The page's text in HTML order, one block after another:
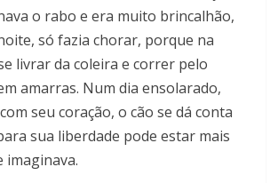
o rabo e era muito brincalhão,
só fazia chorar, porque na
livrar da coleira e correr pelo
amarras. Num dia ensolarado,
seu coração, o cão se dá conta
sua liberdade pode estar mais
imaginava.